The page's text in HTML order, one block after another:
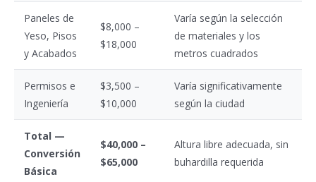
Paneles de
Yeso, Pisos
y Acabados
$8,000 –
$18,000
Varía según la selección
de materiales y los
metros cuadrados
Permisos e
Ingeniería
$3,500 –
$10,000
Varía significativamente
según la ciudad
Total —
Conversión
Básica
$40,000 –
$65,000
Altura libre adecuada, sin
buhardilla requerida